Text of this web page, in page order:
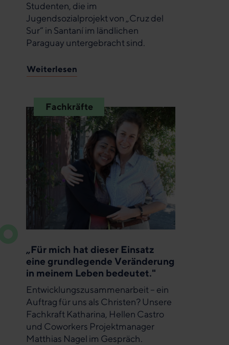
Studenten, die im
Jugendsozialprojekt von „Cruz del
Sur“ in Santaní im ländlichen
Paraguay untergebracht sind.
Weiterlesen
Fachkräfte
„Für mich hat dieser Einsatz
eine grundlegende Veränderung
in meinem Leben bedeutet."
Entwicklungszusammenarbeit – ein
Auftrag für uns als Christen? Unsere
Fachkraft Katharina, Hellen Castro
und Coworkers Projektmanager
Matthias Nagel im Gespräch.